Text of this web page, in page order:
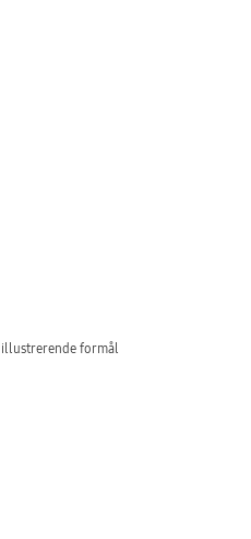
formål